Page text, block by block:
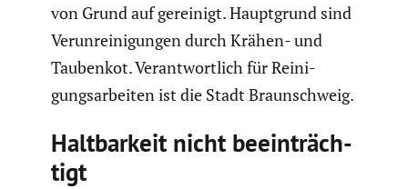
von Grund auf gereinigt.Haupt­grund sind
Verun­rei­ni­gungen durch Krähen- und
Taubenkot. Verant­wort­lich für Reini­
gungs­ar­beiten ist die Stadt Braun­schweig.
Haltbar­keit nicht beein­träch­
tigt